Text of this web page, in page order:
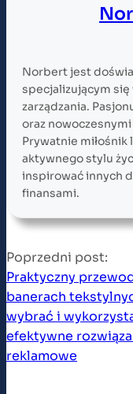
Norbert jest
specjalizującym
zarządzania.
oraz
Prywatnie
aktywnego stylu
inspirować innych
finansami.
Poprzedni post:
Praktyczny
banerach
wybrać i
efektywne
reklamowe